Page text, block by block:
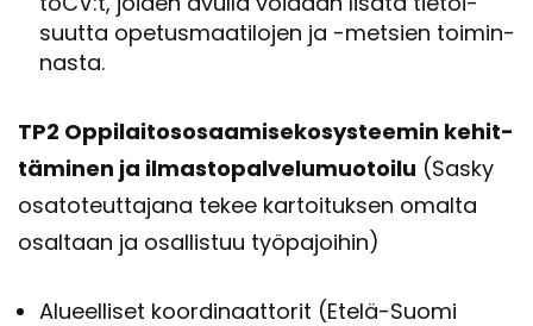
suut­ta ope­tus­maa­ti­lo­jen ja -​metsien toi­min­
nas­ta.
TP2 Op­pi­lai­tos­osaa­mi­se­ko­sys­tee­min ke­hit­
tä­mi­nen ja il­mas­to­pal­ve­lu­muo­toi­lu (Sasky
osa­to­teut­ta­ja­na tekee kar­toi­tuk­sen omal­ta
osal­taan ja osal­lis­tuu työ­pa­joi­hin)
Alu­eel­li­set koor­di­naat­to­rit (Etelä-​Suomi